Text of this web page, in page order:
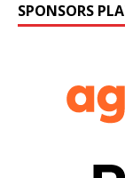
SPONSORS